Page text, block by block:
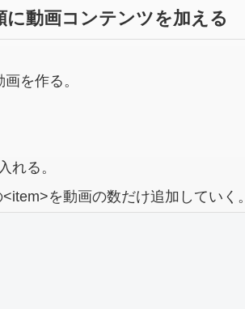
動画コンテンツを加える
を作る。
れる。
を動画の数だけ追加していく。